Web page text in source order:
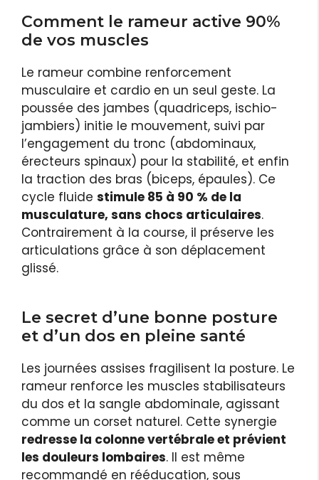
Comment le rameur active 90%
de vos muscles
Le rameur combine renforcement
musculaire et cardio en un seul geste. La
poussée des jambes (quadriceps, ischio-
jambiers) initie le mouvement, suivi par
l’engagement du tronc (abdominaux,
érecteurs spinaux) pour la stabilité, et enfin
la traction des bras (biceps, épaules). Ce
cycle fluide stimule 85 à 90 % de la
musculature, sans chocs articulaires.
Contrairement à la course, il préserve les
articulations grâce à son déplacement
glissé.
Le secret d’une bonne posture
et d’un dos en pleine santé
Les journées assises fragilisent la posture. Le
rameur renforce les muscles stabilisateurs
du dos et la sangle abdominale, agissant
comme un corset naturel. Cette synergie
redresse la colonne vertébrale et prévient
les douleurs lombaires. Il est même
recommandé en rééducation, sous